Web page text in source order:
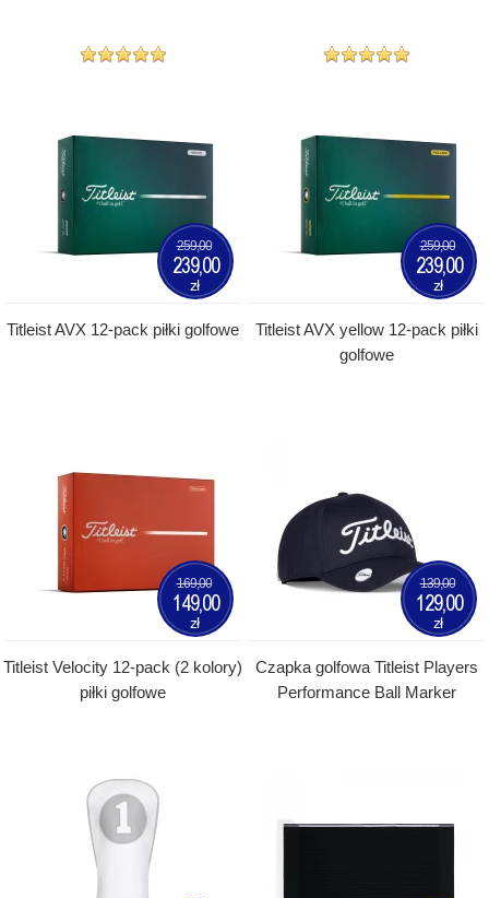
Titleist AVX 12-pack piłki golfowe
259,00
239,00
zł
Titleist AVX yellow 12-pack piłki
golfowe
259,00
239,00
zł
Titleist Velocity 12-pack (2 kolory)
piłki golfowe
169,00
149,00
zł
Czapka golfowa Titleist Players
Performance Ball Marker
139,00
129,00
zł